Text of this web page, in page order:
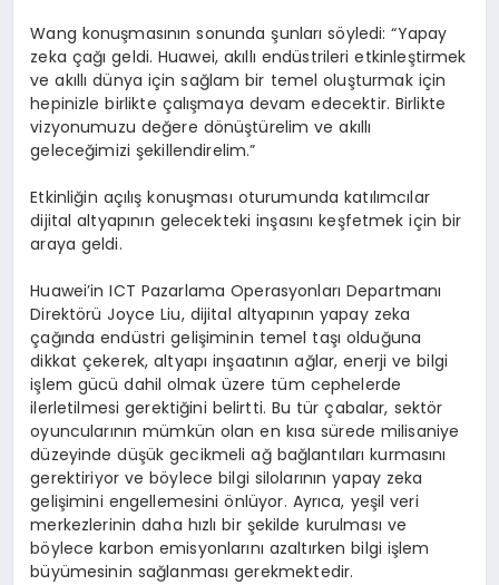
Wang konuşmasının sonunda şunları söyledi: “Yapay
zeka çağı geldi. Huawei, akıllı endüstrileri etkinleştirmek
ve akıllı dünya için sağlam bir temel oluşturmak için
hepinizle birlikte çalışmaya devam edecektir. Birlikte
vizyonumuzu değere dönüştürelim ve akıllı
geleceğimizi şekillendirelim.”
Etkinliğin açılış konuşması oturumunda katılımcılar
dijital altyapının gelecekteki inşasını keşfetmek için bir
araya geldi.
Huawei’in ICT Pazarlama Operasyonları Departmanı
Direktörü Joyce Liu, dijital altyapının yapay zeka
çağında endüstri gelişiminin temel taşı olduğuna
dikkat çekerek, altyapı inşaatının ağlar, enerji ve bilgi
işlem gücü dahil olmak üzere tüm cephelerde
ilerletilmesi gerektiğini belirtti. Bu tür çabalar, sektör
oyuncularının mümkün olan en kısa sürede milisaniye
düzeyinde düşük gecikmeli ağ bağlantıları kurmasını
gerektiriyor ve böylece bilgi silolarının yapay zeka
gelişimini engellemesini önlüyor. Ayrıca, yeşil veri
merkezlerinin daha hızlı bir şekilde kurulması ve
böylece karbon emisyonlarını azaltırken bilgi işlem
büyümesinin sağlanması gerekmektedir.